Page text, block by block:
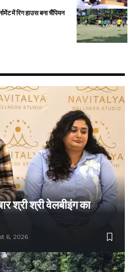
में रिग हाउस बना चैंपियन
श्री श्री वेलबीइंग का
6, 2026